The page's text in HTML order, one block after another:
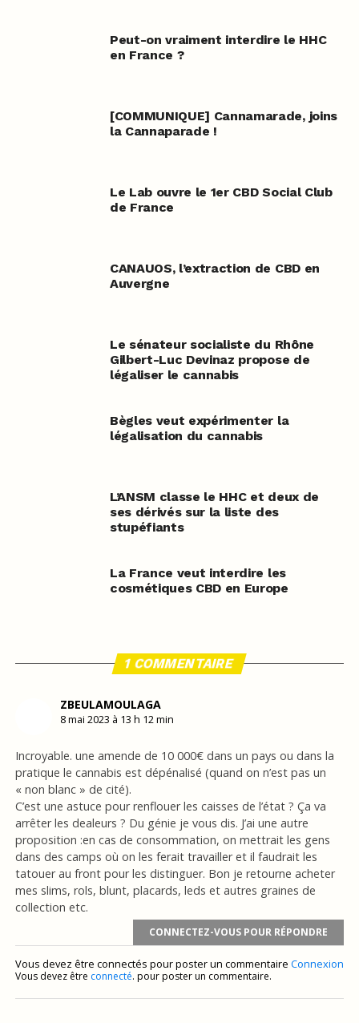
Peut-on vraiment interdire le HHC
en France ?
[COMMUNIQUE] Cannamarade, joins
la Cannaparade !
Le Lab ouvre le 1er CBD Social Club
de France
CANAUOS, l’extraction de CBD en
Auvergne
Le sénateur socialiste du Rhône
Gilbert-Luc Devinaz propose de
légaliser le cannabis
Bègles veut expérimenter la
légalisation du cannabis
L’ANSM classe le HHC et deux de
ses dérivés sur la liste des
stupéfiants
La France veut interdire les
cosmétiques CBD en Europe
1 COMMENTAIRE
ZBEULAMOULAGA
8 mai 2023 à 13 h 12 min
Incroyable. une amende de 10 000€ dans un pays ou dans la
pratique le cannabis est dépénalisé (quand on n’est pas un
« non blanc » de cité).
C’est une astuce pour renflouer les caisses de l’état ? Ça va
arrêter les dealeurs ? Du génie je vous dis. J’ai une autre
proposition :en cas de consommation, on mettrait les gens
dans des camps où on les ferait travailler et il faudrait les
tatouer au front pour les distinguer. Bon je retourne acheter
mes slims, rols, blunt, placards, leds et autres graines de
collection etc.
CONNECTEZ-VOUS POUR RÉPONDRE
Vous devez être connectés pour poster un commentaire Connexion
Vous devez être connecté. pour poster un commentaire.